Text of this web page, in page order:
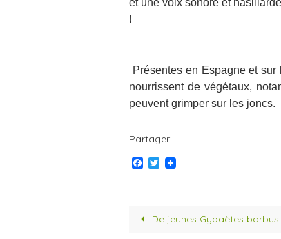
et une voix sonore et
!
Présentes en Espagne et
nourrissent de végétaux,
peuvent grimper sur les joncs.
Partager
F
o
T
e
De jeunes Gypaètes